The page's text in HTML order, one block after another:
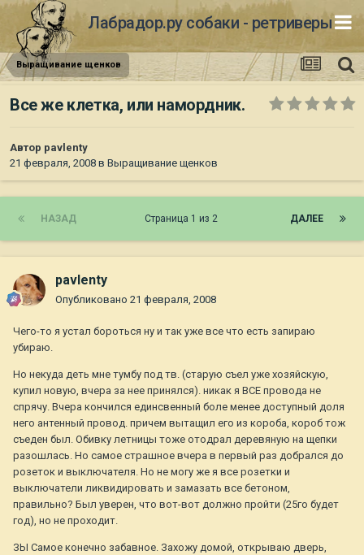
Лабрадор.ру собаки - ретриверы
Выращивание щенков
Все же клетка, или намордник.
Автор pavlenty
21 февраля, 2008 в Выращивание щенков
НАЗАД ДАЛЕЕ
Страница 1 из 2
pavlenty
Опубликовано 21 февраля, 2008
Чего-то я устал бороться ну и так уже все что есть запираю
убираю.
Но некуда деть мне тумбу под тв. (старую съел уже хозяйскую,
купил новую, вчера за нее принялся). никак я ВСЕ провода не
спрячу. Вчера кончился единсвенный боле менее доступный доля
него антенный провод. причем вытащил его из короба, короб тож
съеден был. Обивку летницы тоже отодрал деревяную на щепки
разошлась. Но самое страшное вчера в первый раз добрался до
розеток и выключателя. Но не могу же я все розетки и
выключатели ликвидировать и замазать все бетоном,
правильно? Был уверен, что вот-вот должно пройти (25го будет
год), но не проходит.
ЗЫ Самое конечно забавное. Захожу домой, открываю дверь,